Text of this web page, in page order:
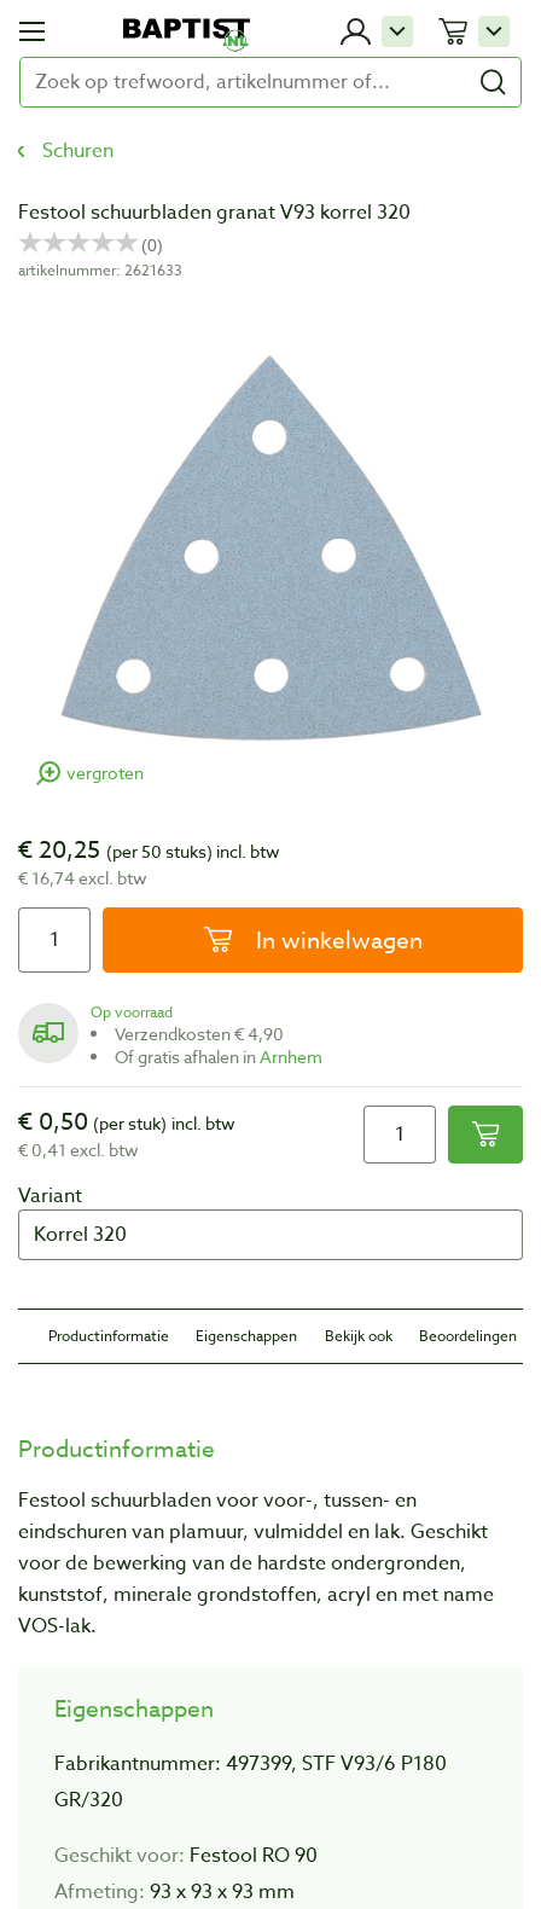
Schuren
Festool schuurbladen granat V93 korrel 320
artikelnummer: 2621633
vergroten
€ 20,25 (per 50 stuks) incl. btw
€ 16,74 excl. btw
In winkelwagen
Op voorraad
Verzendkosten € 4,90
Of gratis afhalen inArnhem
€ 0,50 (per stuk) incl. btw
€ 0,41 excl. btw
Variant
Productinformatie Eigenschappen Bekijk ook Beoordelingen
Productinformatie
Festool schuurbladen voor voor-, tussen- en
eindschuren van plamuur, vulmiddel en lak. Geschikt
voor de bewerking van de hardste ondergronden,
kunststof, minerale grondstoffen, acryl en met name
VOS-lak.
Eigenschappen
Fabrikantnummer: 497399, STF V93/6 P180
GR/320
Geschikt voor: Festool RO 90
Afmeting: 93 x 93 x 93 mm